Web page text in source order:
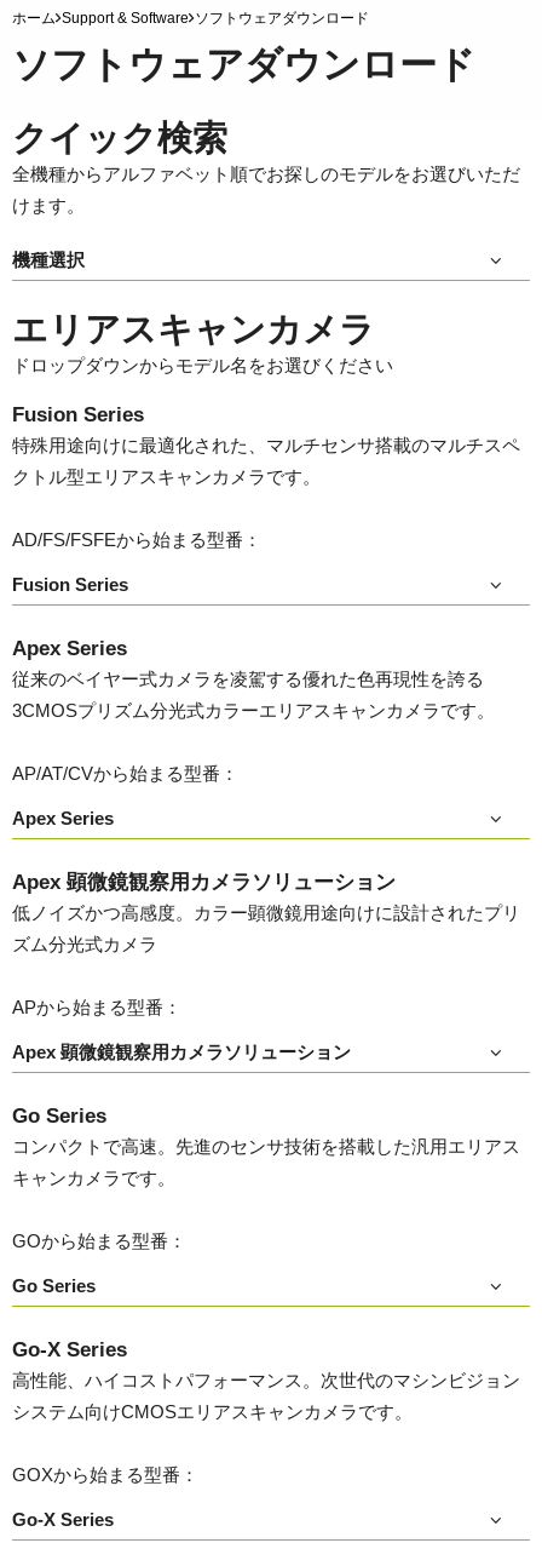
ホーム Support & Software ソフトウェアダウンロード
ソフトウェアダウンロード
クイック検索
全機種からアルファベット順でお探しのモデルをお選びいただ
けます。
機種選択
エリアスキャンカメラ
ドロップダウンからモデル名をお選びください
Fusion Series
特殊用途向けに最適化された、マルチセンサ搭載のマルチスペ
クトル型エリアスキャンカメラです。
AD/FS/FSFEから始まる型番：
Fusion Series
Apex Series
従来のベイヤー式カメラを凌駕する優れた色再現性を誇る
3CMOSプリズム分光式カラーエリアスキャンカメラです。
AP/AT/CVから始まる型番：
Apex Series
Apex 顕微鏡観察用カメラソリューション
低ノイズかつ高感度。カラー顕微鏡用途向けに設計されたプリ
ズム分光式カメラ
APから始まる型番：
Apex 顕微鏡観察用カメラソリューション
Go Series
コンパクトで高速。先進のセンサ技術を搭載した汎用エリアス
キャンカメラです。
GOから始まる型番：
Go Series
Go-X Series
高性能、ハイコストパフォーマンス。次世代のマシンビジョン
システム向けCMOSエリアスキャンカメラです。
GOXから始まる型番：
Go-X Series